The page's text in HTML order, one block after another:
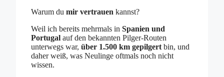
Warum du mir vertrauen kannst?
Weil ich bereits mehrmals in Spanien und
Portugal auf den bekannten Pilger-Routen
unterwegs war, über 1.500 km gepilgert bin, und
daher weiß, was Neulinge oftmals noch nicht
wissen.